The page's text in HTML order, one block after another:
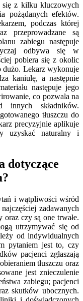
się z kilku kluczowych
pożądanych efektów.
podczas której
przeprowadzane są
zabiegu następuje
odbywa się w
pobiera się z okolic
dużo. Lekarz wykonuje
kaniulę, a następnie
następuje jego
co pozwala na
innych składników.
tłuszczu do
precyzyjnie aplikuje
uzyskać naturalny i
dotyczące
i wątpliwości wśród
zadawanych
czy są one trwałe.
utrzymywać się od
od indywidualnych
pytaniem jest to, czy
pacjenci zgłaszają
tłuszczu oraz
jest znieczulenie
zabiegu; pacjenci
skutków ubocznych.